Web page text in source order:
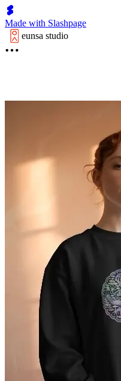
Made with Slashpage
eunsa studio